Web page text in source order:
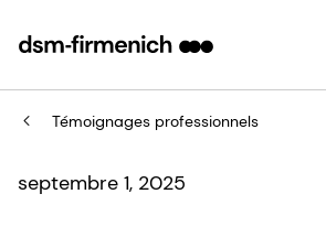
Témoignages professionnels
septembre 1, 2025